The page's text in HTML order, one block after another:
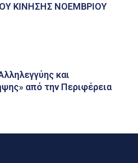
ΚΙΝΗΣΗΣ ΝΟΕΜΒΡΙΟΥ
και
από την Περιφέρεια